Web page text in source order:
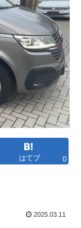
はてブ 0
2025.03.11